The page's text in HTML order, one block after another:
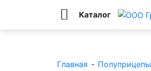
Каталог
Главная - Полуприцепы